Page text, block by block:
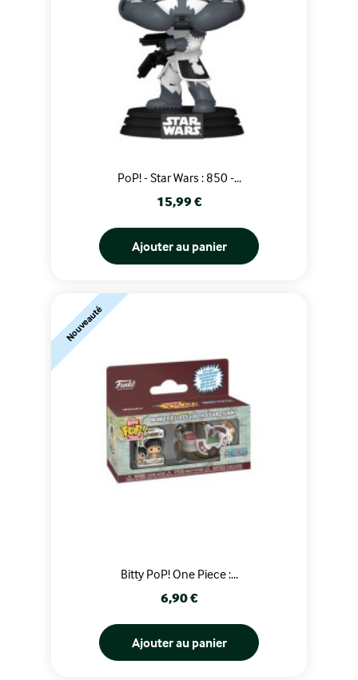
PoP! - Star Wars : 850 -...
Prix
15,99 €
Ajouter au panier
Bitty PoP! One Piece :...
Prix
6,90 €
Ajouter au panier
Nouveauté